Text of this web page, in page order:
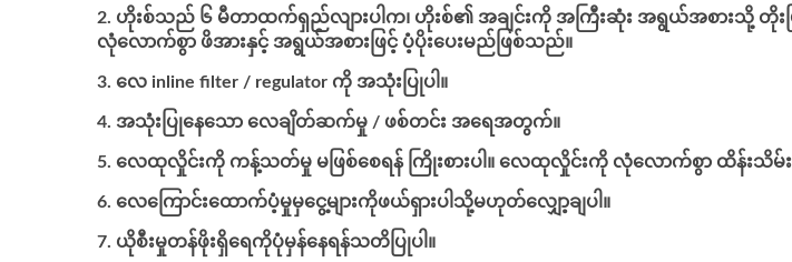
ဟိုးစ်သည် ၆ မီတာထက်ရှည်လျားပါက၊ ဟိုးစ်၏ အချင်းကို အကြီးဆုံး အရွယ်အစားသို့ တိုးမ
လုံလောက်စွာ ဖိအားနှင့် အရွယ်အစားဖြင့် ပံ့ပိုးပေးမည်ဖြစ်သည်။
လေ inline filter / regulator ကို အသုံးပြုပါ။
အသုံးပြုနေသော လေချိတ်ဆက်မှု / ဖစ်တင်း အရေအတွက်။
လေထုလှိုင်းကို ကန့်သတ်မှု မဖြစ်စေရန် ကြိုးစားပါ။ လေထုလှိုင်းကို လုံလောက်စွာ ထိန်းသိမ်း
လေကြောင်းထောက်ပံ့မှုမှငွေ့များကိုဖယ်ရှားပါသို့မဟုတ်လျှော့ချပါ။
ယိုစီးမှုတန်ဖိုးရှိရေကိုပုံမှန်နေရန်သတိပြုပါ။